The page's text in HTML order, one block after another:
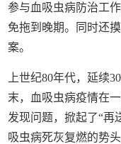
参与血吸虫病防治工
免拖到晚期。同时还
案。
上世纪80年代，延续
末，血吸虫病疫情在
发现问题，掀起了“再
吸虫病死灰复燃的势